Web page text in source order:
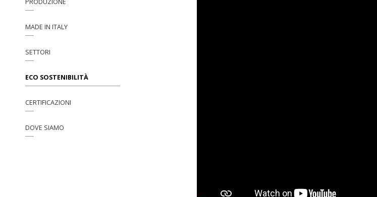
PRODUZIONE
MADE IN ITALY
SETTORI
ECO SOSTENIBILITÀ
CERTIFICAZIONI
DOVE SIAMO